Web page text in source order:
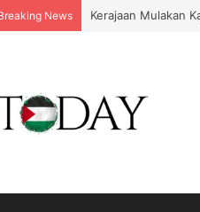
News Kerajaan Mulakan